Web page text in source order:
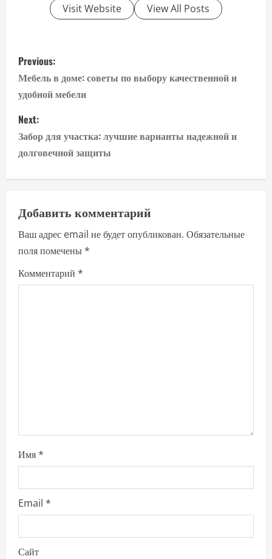
Visit Website View All Posts
P
o
s
t
n
a
v
i
g
a
Previous:
Мебель в доме: советы по выбору качественной и
удобной мебели
Next:
Забор для участка: лучшие варианты надежной и
долговечной защиты
Добавить комментарий
Ваш адрес email не будет опубликован. Обязательные
поля помечены*
Комментарий *
Имя*
Email *
Сайт